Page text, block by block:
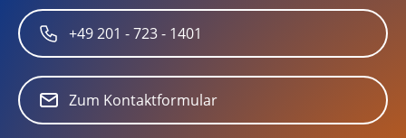
+49 201 - 723 - 1401
Zum Kontaktformular